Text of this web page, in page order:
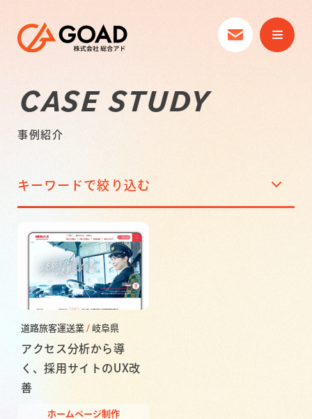
CASE STUDY
事例紹介
キーワードで絞り込む
道路旅客運送業 岐阜県
アクセス分析から導
く、採用サイトのUX改
善
ホームページ制作